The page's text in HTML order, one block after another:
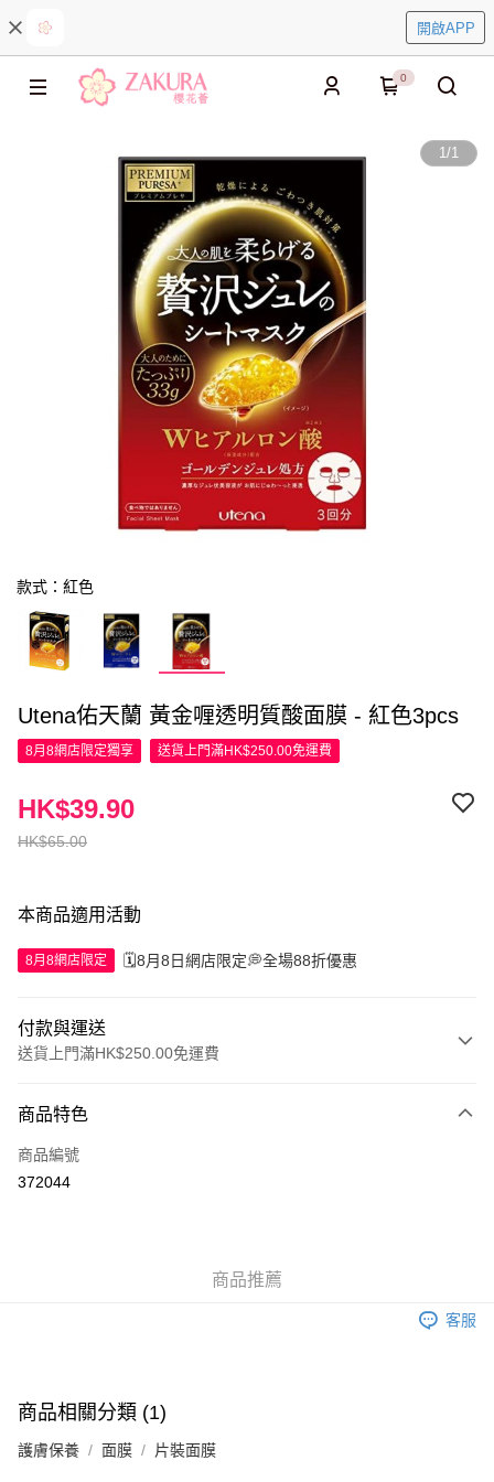
開啟APP
0
1/1
款式：紅色
Utena佑天蘭 黃金喱透明質酸面膜 - 紅色3pcs
8月8網店限定獨享 送貨上門滿HK$250.00免運費
HK$65.00
HK$39.90
本商品適用活動
8月8網店限定 🗓️8月8日網店限定💭全場88折優惠
付款與運送
送貨上門滿HK$250.00免運費
信用卡
Apple Pay
付款後門市自取，訂單確認後2-4個工作天到店，7天內取。逾期後
商品特色
商品編號
372044
商品推薦
客服
商品相關分類 (1)
護膚保養 面膜 片裝面膜